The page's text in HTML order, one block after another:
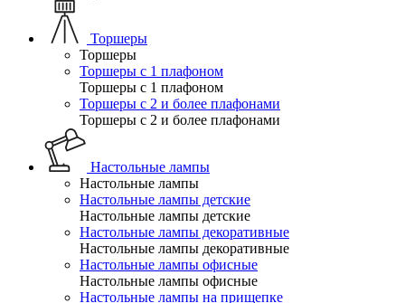
Торшеры
Торшеры
Торшеры с 1 плафоном
Торшеры с 1 плафоном
Торшеры с 2 и более плафонами
Торшеры с 2 и более плафонами
Настольные лампы
Настольные лампы
Настольные лампы детские
Настольные лампы детские
Настольные лампы декоративные
Настольные лампы декоративные
Настольные лампы офисные
Настольные лампы офисные
Настольные лампы на прищепке